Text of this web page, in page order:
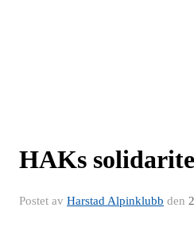
HAKs
Postet av Harstad Alpinklubb den